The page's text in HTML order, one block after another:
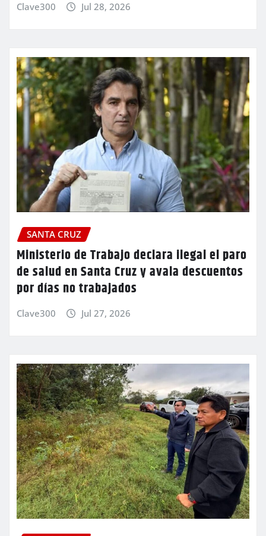
Clave300 Jul 28, 2026
SANTA CRUZ
Ministerio de Trabajo declara ilegal el paro
de salud en Santa Cruz y avala descuentos
por días no trabajados
Clave300 Jul 27, 2026